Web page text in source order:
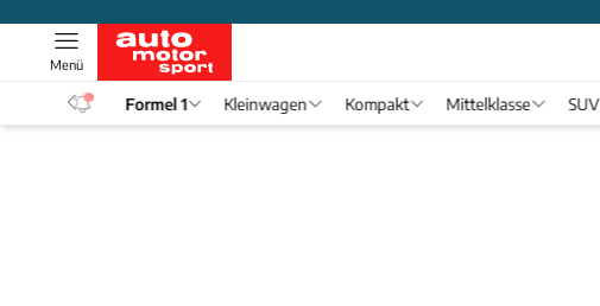
Menü
Formel 1 Kleinwagen Kompakt Mittelklasse SUV